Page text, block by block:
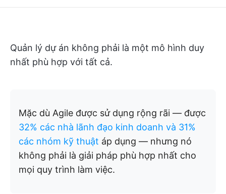
Quản lý dự án không phải là một mô hình duy
nhất phù hợp với tất cả.
Mặc dù Agile được sử dụng rộng rãi — được
32% các nhà lãnh đạo kinh doanh và 31%
các nhóm kỹ thuật áp dụng — nhưng nó
không phải là giải pháp phù hợp nhất cho
mọi quy trình làm việc.